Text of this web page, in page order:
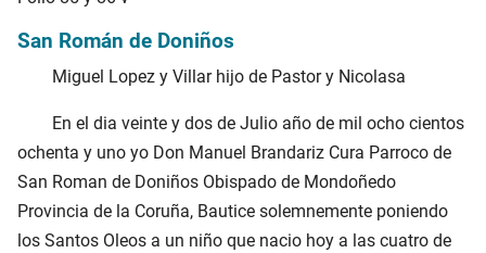
San Román de Doniños
Miguel Lopez y Villar hijo de Pastor y Nicolasa
En el dia veinte y dos de Julio año de mil ocho cientos
ochenta y uno yo Don Manuel Brandariz Cura Parroco de
San Roman de Doniños Obispado de Mondoñedo
Provincia de la Coruña, Bautice solemnemente poniendo
los Santos Oleos a un niño que nacio hoy a las cuatro de